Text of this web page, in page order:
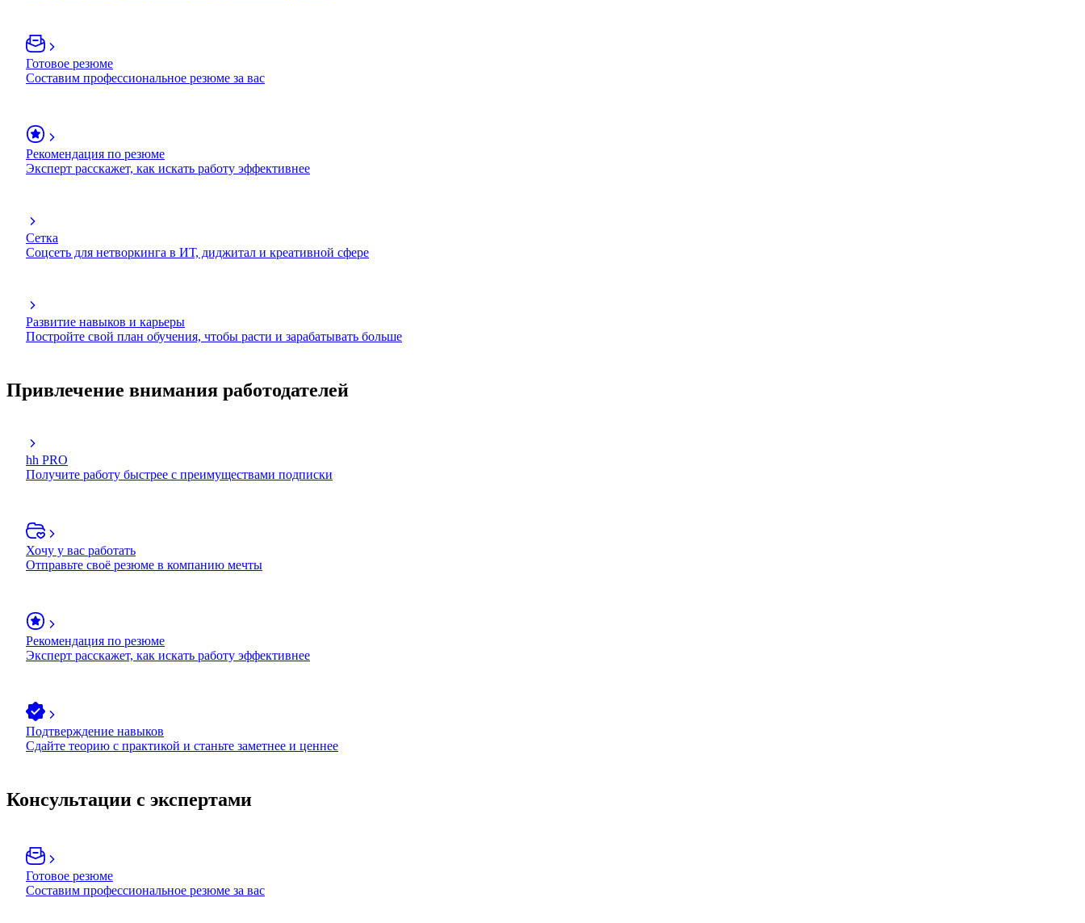
Готовое резюме
Составим профессиональное резюме за вас
Рекомендация по резюме
Эксперт расскажет, как искать работу эффективнее
Сетка
Соцсеть для нетворкинга в ИТ, диджитал и креативной сфере
Развитие навыков и карьеры
Постройте свой план обучения, чтобы расти и зарабатывать больше
Привлечение внимания работодателей
hh PRO
Получите работу быстрее с преимуществами подписки
Хочу у вас работать
Отправьте своё резюме в компанию мечты
Рекомендация по резюме
Эксперт расскажет, как искать работу эффективнее
Подтверждение навыков
Сдайте теорию с практикой и станьте заметнее и ценнее
Консультации с экспертами
Готовое резюме
Составим профессиональное резюме за вас